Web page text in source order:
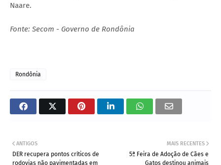
Naare.
Fonte: Secom - Governo de Rondônia
Rondônia
MAIS RECENTES
5ª Feira de Adoção de Cães e
Gatos destinou animais
ANTIGOS
DER recupera pontos críticos de
rodovias não pavimentadas em